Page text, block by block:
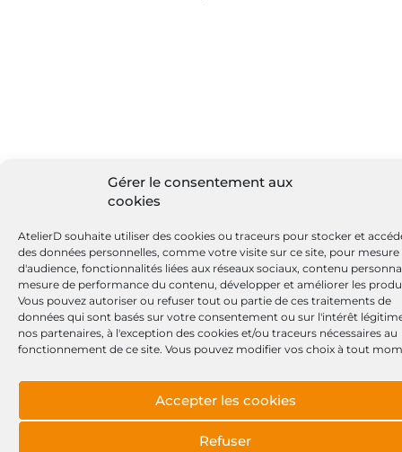
Gérer le consentement aux
cookies
AtelierD souhaite utiliser des cookies ou traceurs pour stocker et
des données personnelles, comme votre visite sur ce site, pour mesure
d'audience, fonctionnalités liées aux réseaux sociaux, contenu
mesure de performance du contenu, développer et améliorer les
Vous pouvez autoriser ou refuser tout ou partie de ces traitements de
données qui sont basés sur votre consentement ou sur l'intérêt
nos partenaires, à l'exception des cookies et/ou traceurs nécessaires au
fonctionnement de ce site. Vous pouvez modifier vos choix à tout
Accepter les cookies
Refuser